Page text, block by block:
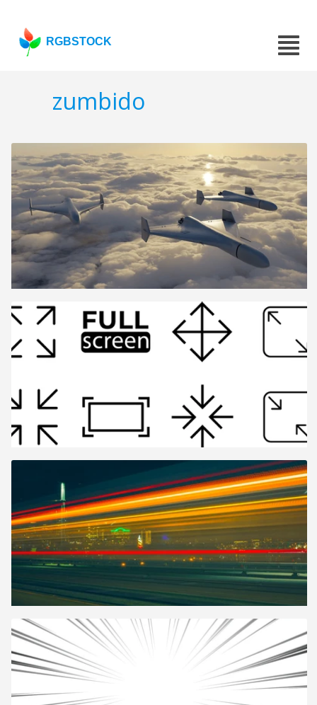
RGBSTOCK
zumbido